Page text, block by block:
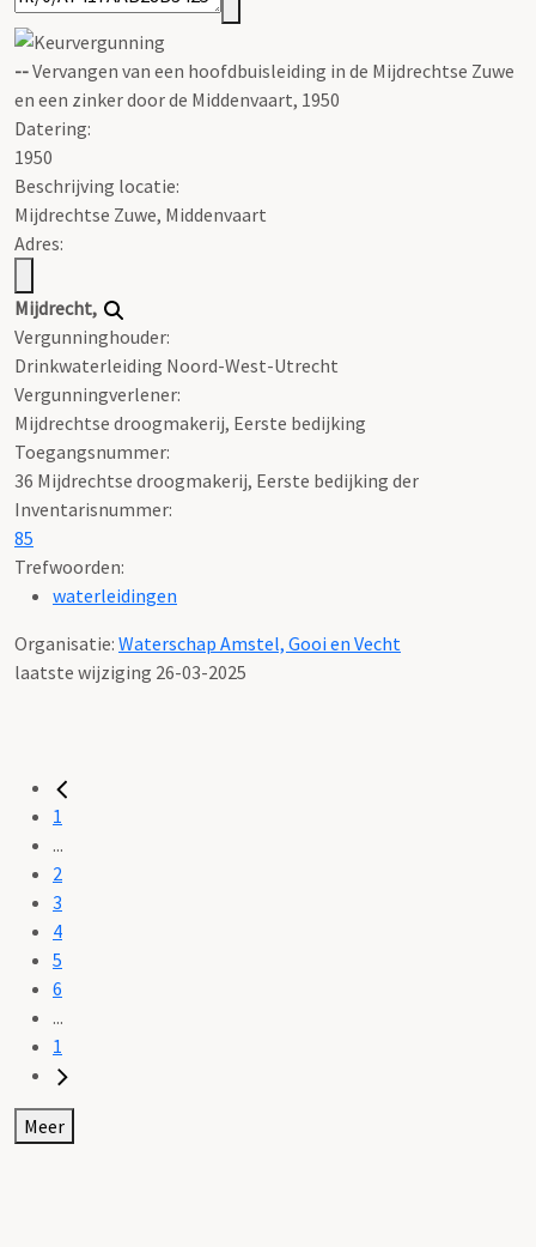
--Vervangen van een hoofdbuisleiding in de Mijdrechtse Zuwe
en een zinker door de Middenvaart, 1950
Datering:
1950
Beschrijving locatie:
Mijdrechtse Zuwe, Middenvaart
Adres:
Mijdrecht,
Vergunninghouder:
Drinkwaterleiding Noord-West-Utrecht
Vergunningverlener:
Mijdrechtse droogmakerij, Eerste bedijking
Toegangsnummer:
36 Mijdrechtse droogmakerij, Eerste bedijking der
Inventarisnummer:
85
Trefwoorden:
waterleidingen
Organisatie: Waterschap Amstel, Gooi en Vecht
laatste wijziging 26-03-2025
1
...
2
3
4
5
6
...
1
Meer